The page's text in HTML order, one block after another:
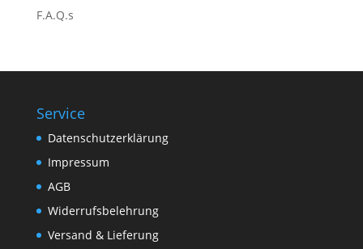
F.A.Q.s
Service
Datenschutzerklärung
Impressum
AGB
Widerrufsbelehrung
Versand & Lieferung